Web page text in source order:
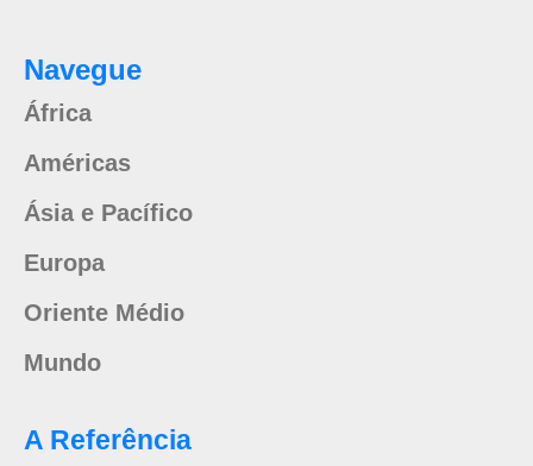
Navegue
África
Américas
Ásia e Pacífico
Europa
Oriente Médio
Mundo
A Referência